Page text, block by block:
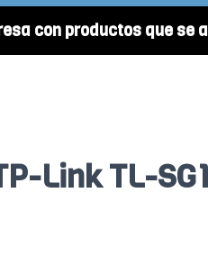
con productos que se
Link TL-